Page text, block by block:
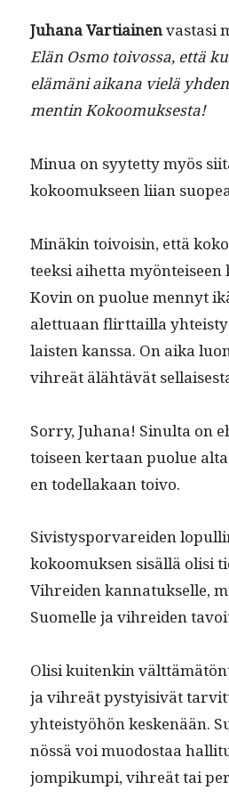
Juhana Var­ti­ainenvas­tasi
Elän Osmo toivos­sa, että
elämäni aikana vielä
mentin Kokoomuksesta!
Min­ua on syytet­ty myös
kokoomuk­seen liian
Minäkin toivoisin, että
teek­si aihet­ta
Kovin on puolue men­nyt
alet­tuaan flirt­tail­la
lais­ten kanssa. On aika
vihreät älähtävät
Sor­ry, Juhana! Sin­ul­ta on
toiseen ker­taan puolue
en todel­lakaan toivo.
Sivistys­porvarei­den
kokoomuk­sen sisäl­lä olisi
Vihrei­den kan­natuk­selle,
Suomelle ja vihrei­den
Olisi kuitenkin
ja vihreät pysty­i­sivät
yhteistyöhön keskenään.
nössä voi muo­dostaa
jom­pikumpi, vihreät tai